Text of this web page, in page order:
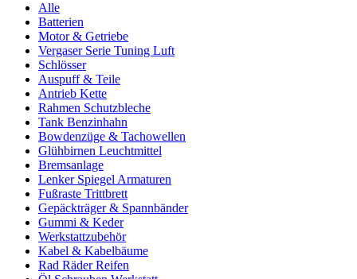
Alle
Batterien
Motor & Getriebe
Vergaser Serie Tuning Luft
Schlösser
Auspuff & Teile
Antrieb Kette
Rahmen Schutzbleche
Tank Benzinhahn
Bowdenzüge & Tachowellen
Glühbirnen Leuchtmittel
Bremsanlage
Lenker Spiegel Armaturen
Fußraste Trittbrett
Gepäckträger & Spannbänder
Gummi & Keder
Werkstattzubehör
Kabel & Kabelbäume
Rad Räder Reifen